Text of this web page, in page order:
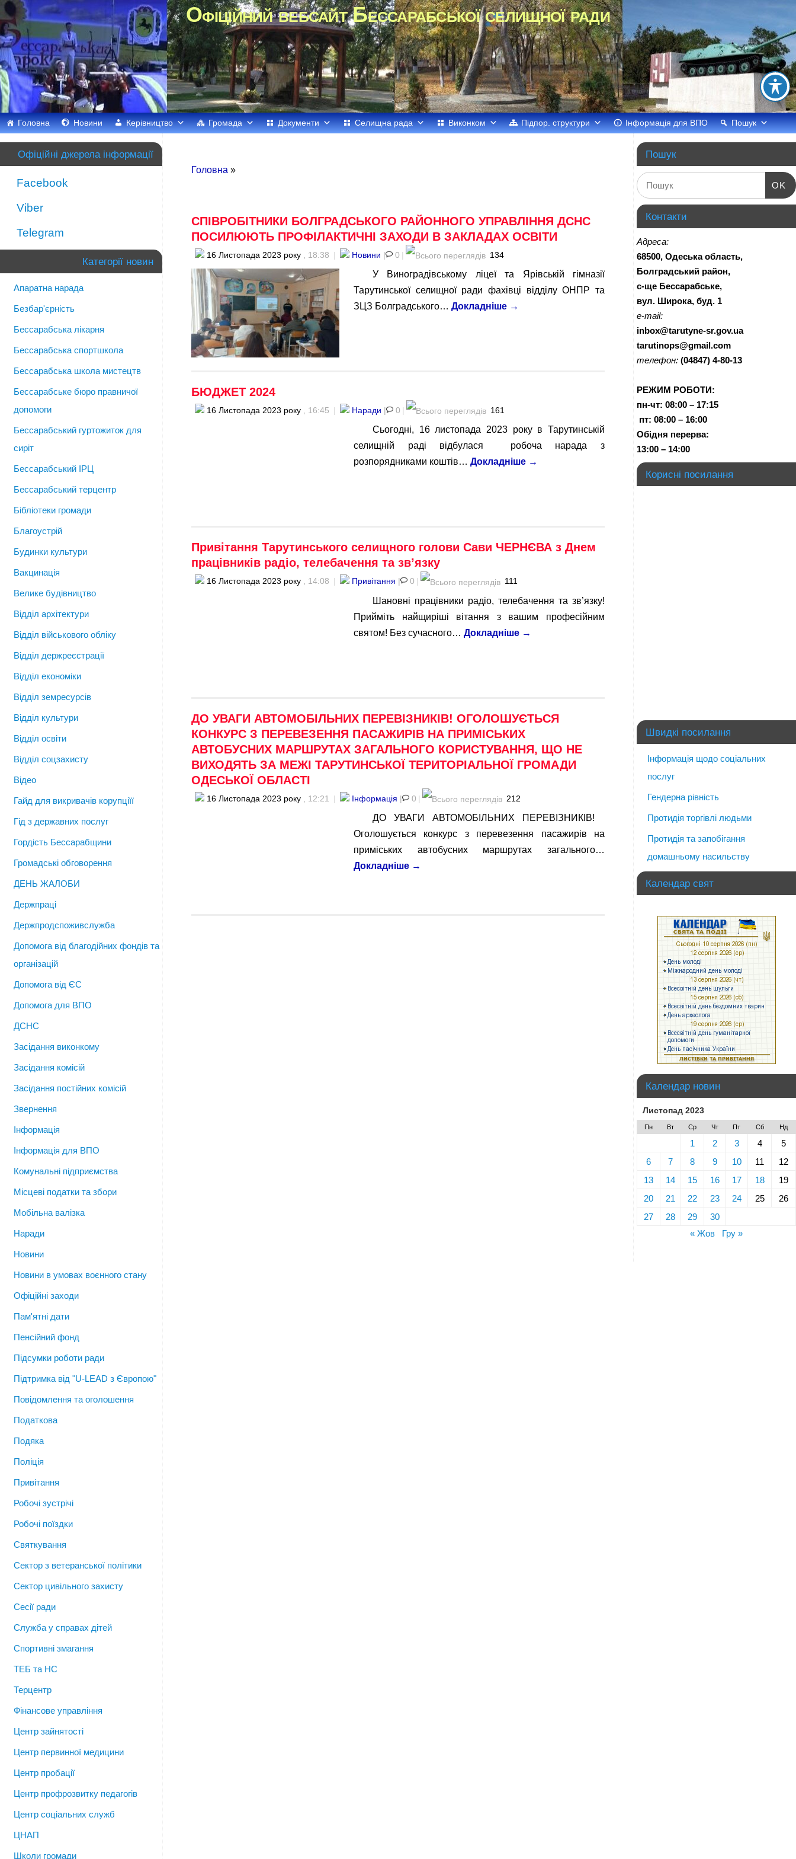
Офіційний вебсайт Бессарабської селищної ради
Головна Новини Керівництво Громада Документи Селищна рада Виконком Підпор. структури Інформація для ВПО Пошук
Головна »
СПІВРОБІТНИКИ БОЛГРАДСЬКОГО РАЙОННОГО УПРАВЛІННЯ ДСНС
ПОСИЛЮЮТЬ ПРОФІЛАКТИЧНІ ЗАХОДИ В ЗАКЛАДАХ ОСВІТИ
16 Листопада 2023 року , 18:38 | Новини | 0 | 134
У Виноградівському ліцеї та Ярівській гімназії
Тарутинської селищної ради фахівці відділу ОНПР та
ЗЦЗ Болградського… Докладніше →
БЮДЖЕТ 2024
16 Листопада 2023 року , 16:45 | Наради | 0 | 161
Сьогодні, 16 листопада 2023 року в Тарутинській
селищній раді відбулася робоча нарада з
розпорядниками коштів… Докладніше →
Привітання Тарутинського селищного голови Сави ЧЕРНЄВА з Днем
працівників радіо, телебачення та зв’язку
16 Листопада 2023 року , 14:08 | Привітання | 0 | 111
Шановні працівники радіо, телебачення та зв’язку!
Прийміть найщиріші вітання з вашим професійним
святом! Без сучасного… Докладніше →
ДО УВАГИ АВТОМОБІЛЬНИХ ПЕРЕВІЗНИКІВ! ОГОЛОШУЄТЬСЯ
КОНКУРС З ПЕРЕВЕЗЕННЯ ПАСАЖИРІВ НА ПРИМІСЬКИХ
АВТОБУСНИХ МАРШРУТАХ ЗАГАЛЬНОГО КОРИСТУВАННЯ, ЩО НЕ
ВИХОДЯТЬ ЗА МЕЖІ ТАРУТИНСЬКОЇ ТЕРИТОРІАЛЬНОЇ ГРОМАДИ
ОДЕСЬКОЇ ОБЛАСТІ
16 Листопада 2023 року , 12:21 | Інформація | 0 | 212
ДО УВАГИ АВТОМОБІЛЬНИХ ПЕРЕВІЗНИКІВ!
Оголошується конкурс з перевезення пасажирів на
приміських автобусних маршрутах загального…
Докладніше →
Офіційні джерела інформації
Facebook
Viber
Telegram
Категорії новин
Апаратна нарада
Безбар'єрність
Бессарабська лікарня
Бессарабська спортшкола
Бессарабська школа мистецтв
Бессарабське бюро правничої
допомоги
Бессарабський гуртожиток для
сиріт
Бессарабський ІРЦ
Бессарабський терцентр
Бібліотеки громади
Благоустрій
Будинки культури
Вакцинація
Велике будівництво
Відділ архітектури
Відділ військового обліку
Відділ держреєстрації
Відділ економіки
Відділ земресурсів
Відділ культури
Відділ освіти
Відділ соцзахисту
Відео
Гайд для викривачів корупціїї
Гід з державних послуг
Гордість Бессарабщини
Громадські обговорення
ДЕНЬ ЖАЛОБИ
Держпраці
Держпродспоживслужба
Допомога від благодійних фондів та
організацій
Допомога від ЄС
Допомога для ВПО
ДСНС
Засідання виконкому
Засідання комісій
Засідання постійних комісій
Звернення
Інформація
Інформація для ВПО
Комунальні підприємства
Місцеві податки та збори
Мобільна валізка
Наради
Новини
Новини в умовах воєнного стану
Офіційні заходи
Пам'ятні дати
Пенсійний фонд
Підсумки роботи ради
Підтримка від "U-LEAD з Європою"
Повідомлення та оголошення
Податкова
Подяка
Поліція
Привітання
Робочі зустрічі
Робочі поїздки
Святкування
Сектор з ветеранської політики
Сектор цивільного захисту
Сесії ради
Служба у справах дітей
Спортивні змагання
ТЕБ та НС
Терцентр
Фінансове управління
Центр зайнятості
Центр первинної медицини
Центр пробації
Центр профрозвитку педагогів
Центр соціальних служб
ЦНАП
Школи громади
Пошук
OK
Контакти
Адреса:
68500, Одеська область,
Болградський район,
с-ще Бессарабське,
вул. Широка, буд. 1
e-mail:
inbox@tarutyne-sr.gov.ua
tarutinops@gmail.com
телефон: (04847) 4-80-13
РЕЖИМ РОБОТИ:
пн-чт: 08:00 – 17:15
пт: 08:00 – 16:00
Обідня перерва:
13:00 – 14:00
Корисні посилання
Швидкі посилання
Інформація щодо соціальних
послуг
Гендерна рівність
Протидія торгівлі людьми
Протидія та запобігання
домашньому насильству
Календар свят
Календар новин
Листопад 2023
Пн Вт Ср Чт Пт Сб Нд
1 2 3 4
5
6
7 8 9 10 11
12
13
14 15 16 17 18
19
20
21 22 23 24 25
26
27
28 29
30
« Жов
Гру »